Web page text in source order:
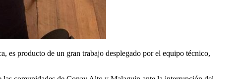
es producto de un gran trabajo desplegado por el equipo técnico,